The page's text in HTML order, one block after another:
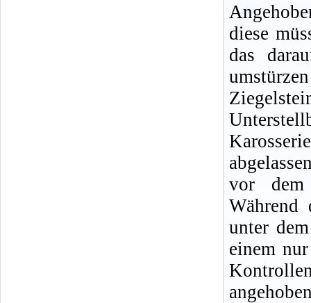
diese
das
vor dem
Während
unter
einem